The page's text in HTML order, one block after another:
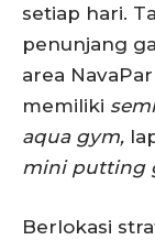
setiap hari.
penunjang
area
memiliki
aqua gym,
mini putting
Berlokasi